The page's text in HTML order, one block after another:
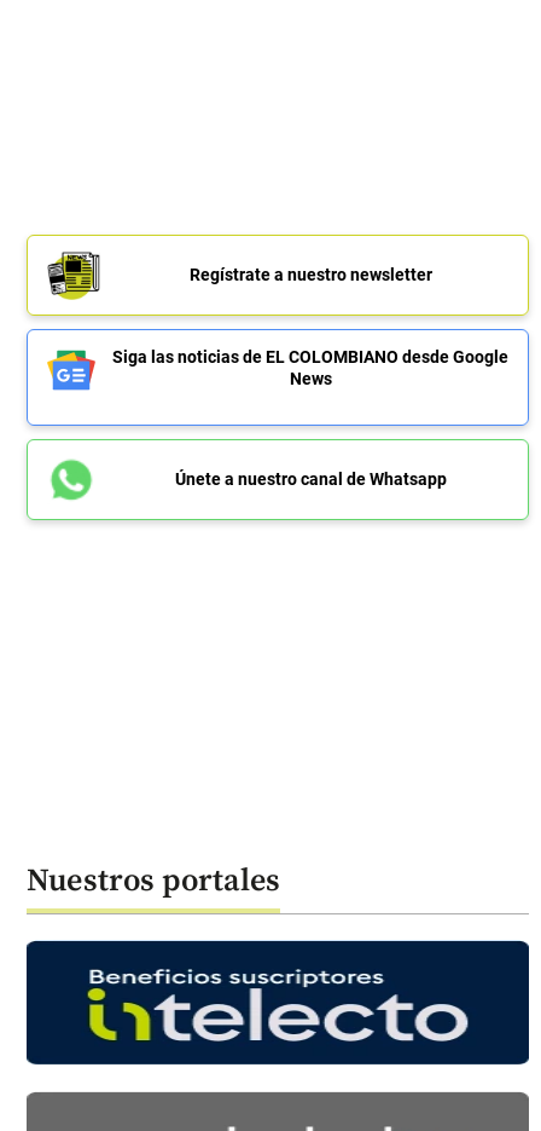
Regístrate a nuestro newsletter
Siga las noticias de EL COLOMBIANO desde Google
News
Únete a nuestro canal de Whatsapp
Nuestros portales